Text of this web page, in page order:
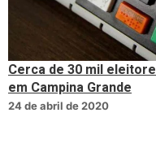
Cerca de 30 mil
em Campina Grande
24 de abril de 2020